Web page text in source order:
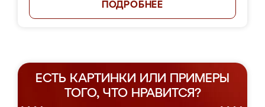
ПОДРОБНЕЕ
ЕСТЬ КАРТИНКИ ИЛИ ПРИМЕРЫ
ТОГО, ЧТО НРАВИТСЯ?